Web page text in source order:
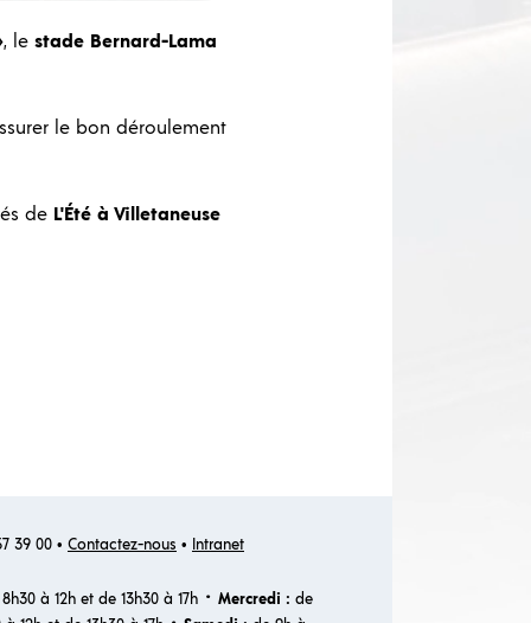
, le stade Bernard-Lama
le bon déroulement
de L'Été à Villetaneuse
39 00 • Contactez-nous • Intranet
à 12h et de 13h30 à 17h · Mercredi : de